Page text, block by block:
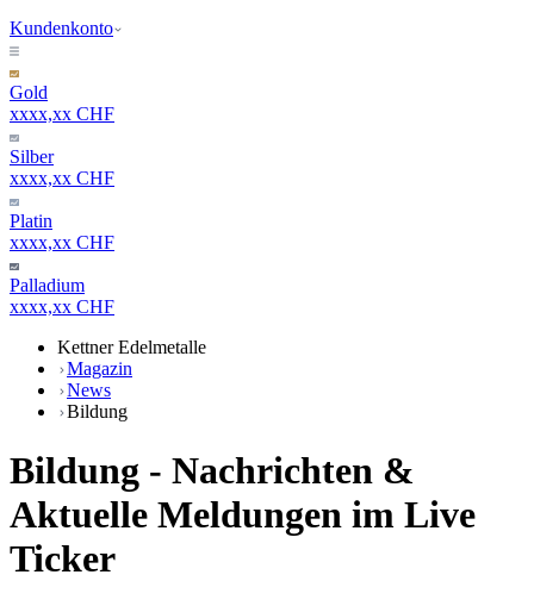
Kundenkonto
Gold
xxxx,xx CHF
Silber
xxxx,xx CHF
Platin
xxxx,xx CHF
Palladium
xxxx,xx CHF
Kettner Edelmetalle
Magazin
News
Bildung
Bildung - Nachrichten &
Aktuelle Meldungen im Live
Ticker